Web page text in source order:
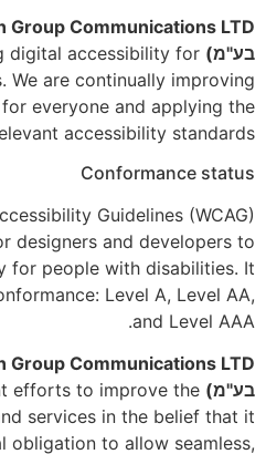
בע"מ) digital accessibility for
We are continually improving
everyone and applying the
accessibility standards.
Conformance status
Guidelines (WCAG)
designers and developers to
for people with disabilities. It
Level A, Level AA,
and Level AAA.
בע"מ) efforts to improve the
services in the belief that it
obligation to allow seamless,